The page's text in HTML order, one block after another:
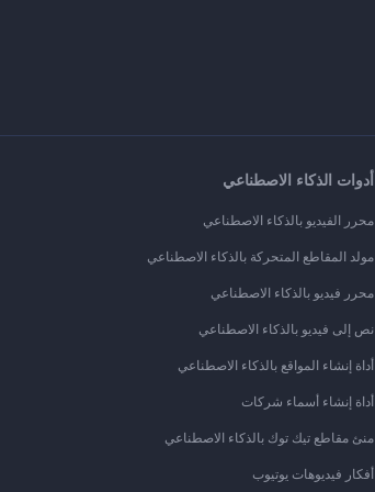
أدوات الذكاء الاصطناعي
محرر الفيديو بالذكاء الاصطناعي
مولد المقاطع المتحركة بالذكاء الاصطناعي
محرر فيديو بالذكاء الاصطناعي
نص إلى فيديو بالذكاء الاصطناعي
أداة إنشاء المواقع بالذكاء الاصطناعي
أداة إنشاء أسماء شركات
منئ مقاطع تيك توك بالذكاء الاصطناعي
أفكار فيديوهات يوتيوب